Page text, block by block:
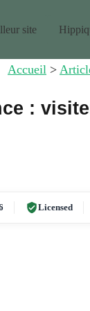
site
Accueil >
:
Licensed